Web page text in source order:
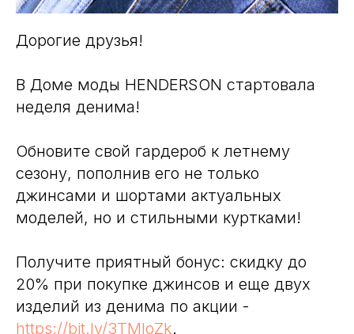
Дорогие друзья!
В Доме моды HENDERSON стартовала
неделя денима!
Обновите свой гардероб к летнему
сезону, пополнив его не только
джинсами и шортами актуальных
моделей, но и стильными куртками!
Получите приятный бонус: скидку до
20% при покупке джинсов и еще двух
изделий из денима по акции -
https://bit.ly/3TMIoZk.